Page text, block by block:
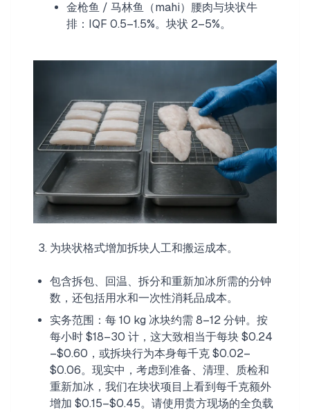
金枪鱼 / 马林鱼（mahi）腰肉与块状牛
排：IQF 0.5–1.5%。块状 2–5%。
为块状格式增加拆块人工和搬运成本。
包含拆包、回温、拆分和重新加冰所需的分钟
数，还包括用水和一次性消耗品成本。
实务范围：每 10 kg 冰块约需 8–12 分钟。按
每小时 $18–30 计，这大致相当于每块 $0.24
–$0.60，或拆块行为本身每千克 $0.02–
$0.06。现实中，考虑到准备、清理、质检和
重新加冰，我们在块状项目上看到每千克额外
增加 $0.15–$0.45。请使用贵方现场的全负载